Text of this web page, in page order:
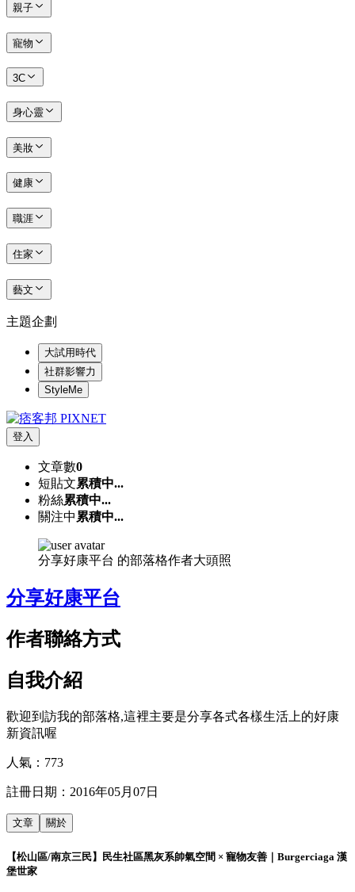
親子
寵物
3C
身心靈
美妝
健康
職涯
住家
藝文
主題企劃
大試用時代
社群影響力
StyleMe
登入
文章數0
短貼文累積中...
粉絲累積中...
關注中 累積中...
分享好康平台 的部落格作者大頭照
分享好康平台
作者聯絡方式
自我介紹
歡迎到訪我的部落格,這裡主要是分享各式各樣生活上的好康
新資訊喔
人氣： 773
註冊日期： 2016年05月07日
文章 關於
【松山區/南京三民】民生社區黑灰系帥氣空間 × 寵物友善｜Burgerciaga 漢
堡世家